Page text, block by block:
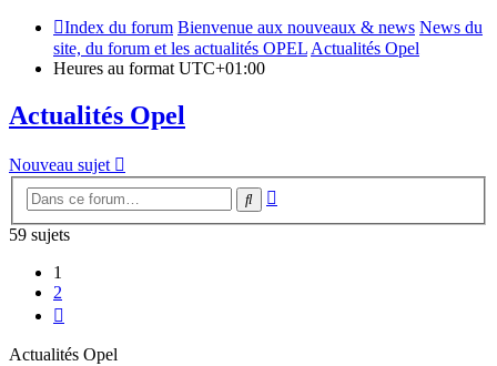
Index du forum Bienvenue aux nouveaux & news News du
site, du forum et les actualités OPEL Actualités Opel
Heures au format UTC+01:00
Actualités Opel
Nouveau sujet
Rechercher
59 sujets
1
2
Actualités Opel